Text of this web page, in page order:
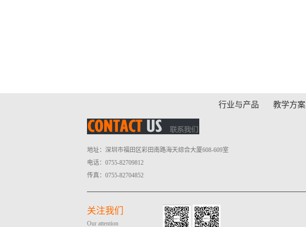
行业与产品 教学方案
地址：深圳市福田区彩田南路海天综合大厦608-609室
电话：0755-82709812
传真：0755-82704852
关注我们
Our attention